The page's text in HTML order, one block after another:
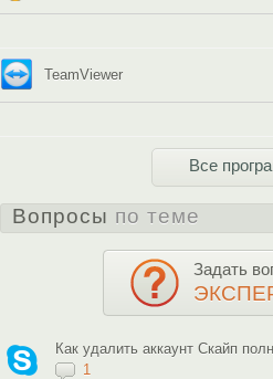
TeamViewer
Все
Вопросы по теме
Задать
Как удалить аккаунт Скайп
1